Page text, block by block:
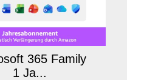
365 Family
1 Ja...